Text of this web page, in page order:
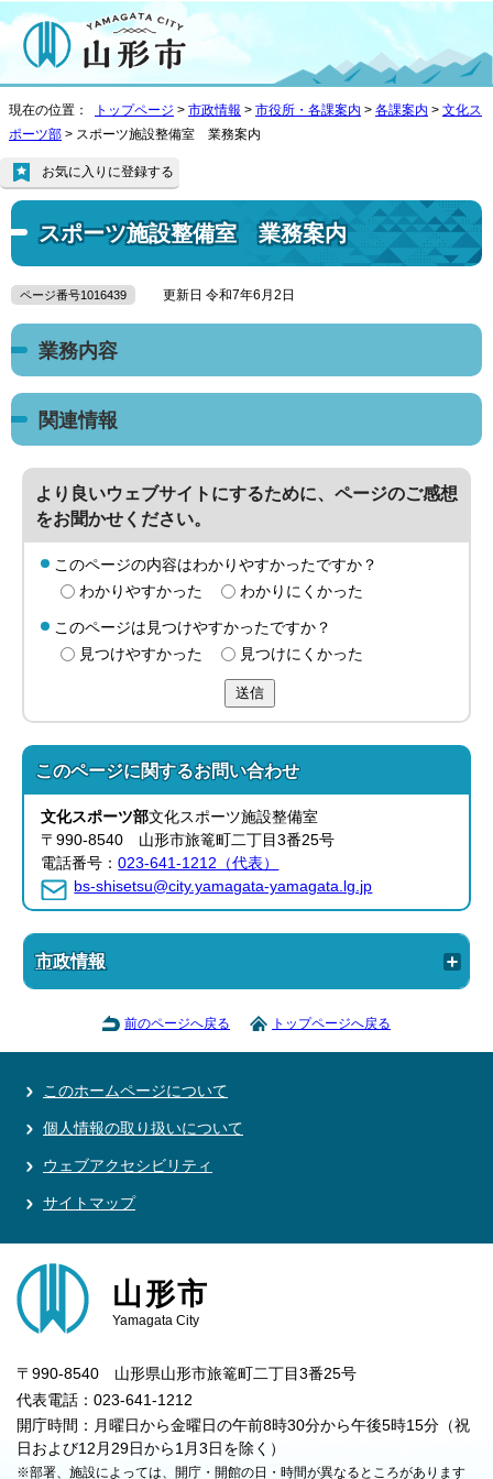
現在の位置： トップページ > 市政情報 > 市役所・各課案内 > 各課案内 > 文化ス
ポーツ部 > スポーツ施設整備室 業務案内
スポーツ施設整備室 業務案内
お気に入りに登録する
ページ番号1016439 更新日 令和7年6月2日
業務内容
関連情報
より良いウェブサイトにするために、ページのご感想
をお聞かせください。
このページの内容はわかりやすかったですか？
わかりやすかった
わかりにくかった
このページは見つけやすかったですか？
見つけやすかった
見つけにくかった
送信
このページに関するお問い合わせ
文化スポーツ部文化スポーツ施設整備室
〒990-8540 山形市旅篭町二丁目3番25号
電話番号：023-641-1212（代表）
bs-shisetsu@city.yamagata-yamagata.lg.jp
市政情報
前のページへ戻る トップページへ戻る
このホームページについて
個人情報の取り扱いについて
ウェブアクセシビリティ
サイトマップ
山形市
Yamagata City
〒990-8540 山形県山形市旅篭町二丁目3番25号
代表電話：023-641-1212
開庁時間：月曜日から金曜日の午前8時30分から午後5時15分（祝
日および12月29日から1月3日を除く）
※部署、施設によっては、開庁・開館の日・時間が異なるところがあります